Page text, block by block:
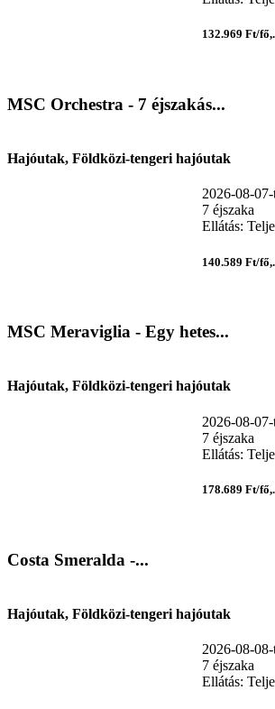
132.969 Ft/
MSC Orchestra - 7 éjszakás...
Hajóutak, Földközi-tengeri hajóutak
2026-08-
7 éjszaka
Ellátás:
140.589 Ft/
MSC Meraviglia - Egy hetes...
Hajóutak, Földközi-tengeri hajóutak
2026-08-
7 éjszaka
Ellátás:
178.689 Ft/
Costa Smeralda -...
Hajóutak, Földközi-tengeri hajóutak
2026-08-
7 éjszaka
Ellátás: